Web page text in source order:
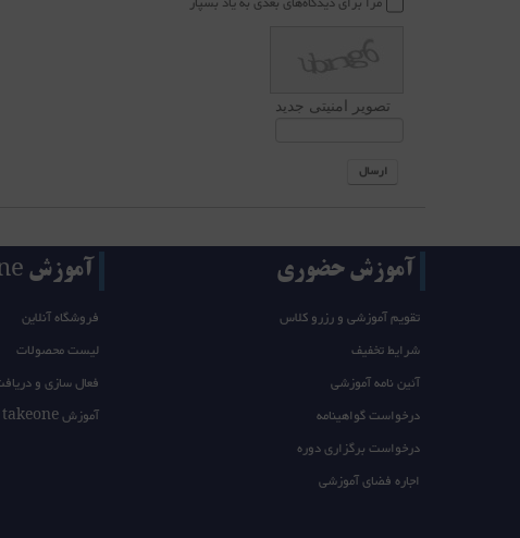
تصویر امنیتی جدید
ارسال
آموزش حضوری
تقویم آموزشی و رزرو کلاس
شرایط تخفیف
آئین نامه آموزشی
درخواست گواهینامه
درخواست برگزاری دوره
اجاره فضای آموزشی
آموزش CBT/takeone
فروشگاه آنلاین
لیست محصولات
فعال سازی و
آموزش takeone